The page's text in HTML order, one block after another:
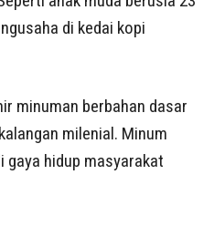
di kedai kopi
minuman berbahan dasar
milenial. Minum
gaya hidup masyarakat